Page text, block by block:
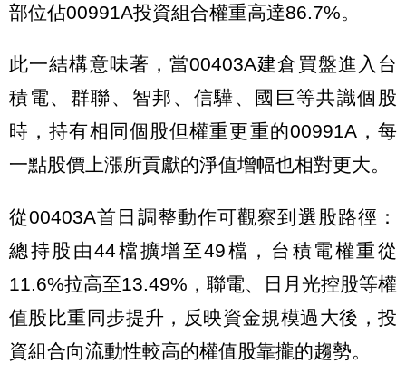
部位佔00991A投資組合權重高達86.7%。
此一結構意味著，當00403A建倉買盤進入台
積電、群聯、智邦、信驊、國巨等共識個股
時，持有相同個股但權重更重的00991A，每
一點股價上漲所貢獻的淨值增幅也相對更大。
從00403A首日調整動作可觀察到選股路徑：
總持股由44檔擴增至49檔，台積電權重從
11.6%拉高至13.49%，聯電、日月光控股等權
值股比重同步提升，反映資金規模過大後，投
資組合向流動性較高的權值股靠攏的趨勢。